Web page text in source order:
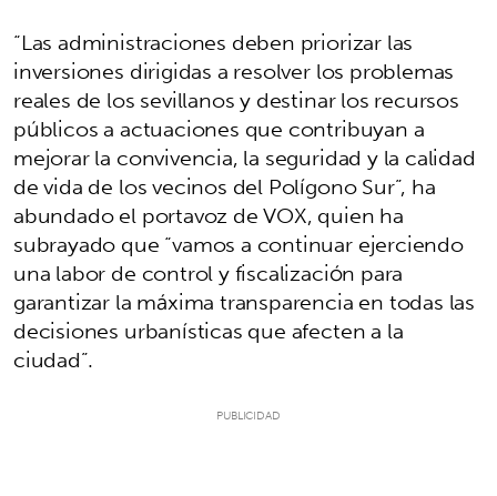
“Las administraciones deben priorizar las
inversiones dirigidas a resolver los problemas
reales de los sevillanos y destinar los recursos
públicos a actuaciones que contribuyan a
mejorar la convivencia, la seguridad y la calidad
de vida de los vecinos del Polígono Sur”, ha
abundado el portavoz de VOX, quien ha
subrayado que “vamos a continuar ejerciendo
una labor de control y fiscalización para
garantizar la máxima transparencia en todas las
decisiones urbanísticas que afecten a la
ciudad”.